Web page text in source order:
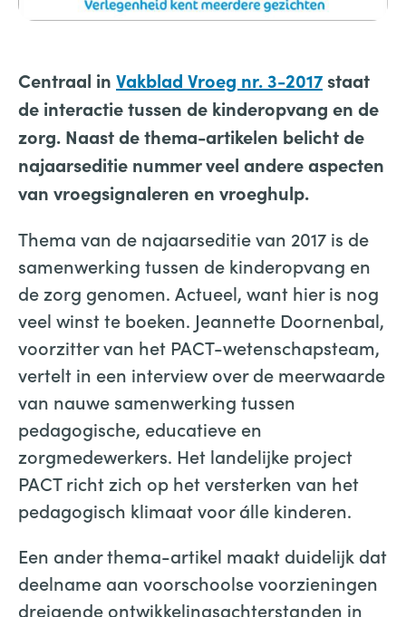
Centraal in Vakblad Vroeg nr. 3-2017staat
de interactie tussen de kinderopvang en de
zorg. Naast de thema-artikelen belicht de
najaarseditie nummer veel andere aspecten
van vroegsignaleren en vroeghulp.
Thema van de najaarseditie van 2017 is de
samenwerking tussen de kinderopvang en
de zorg genomen. Actueel, want hier is nog
veel winst te boeken. Jeannette Doornenbal,
voorzitter van het PACT-wetenschapsteam,
vertelt in een interview over de meerwaarde
van nauwe samenwerking tussen
pedagogische, educatieve en
zorgmedewerkers. Het landelijke project
PACT richt zich op het versterken van het
pedagogisch klimaat voor álle kinderen.
Een ander thema-artikel maakt duidelijk dat
deelname aan voorschoolse voorzieningen
dreigende ontwikkelingsachterstanden in